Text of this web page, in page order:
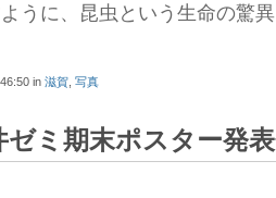
うに、昆虫という生命の驚
in 滋賀 写真
ゼミ期末ポスター発